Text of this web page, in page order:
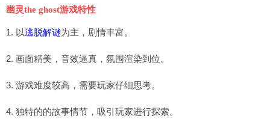
幽灵the ghost游戏特性
1. 以逃脱解谜为主，剧情丰富。
2. 画面精美，音效逼真，氛围渲染到位。
3. 游戏难度较高，需要玩家仔细思考。
4. 独特的的故事情节，吸引玩家进行探索。